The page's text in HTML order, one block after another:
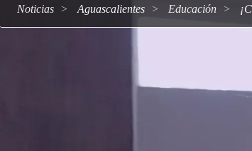
Noticias Aguascalientes Educación